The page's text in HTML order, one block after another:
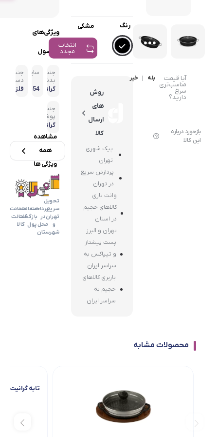
لوازم پخت و پز
آیا قیمت
مناسب‌تری
سراغ
دارید؟
بله | خیر
بازخورد درباره
این کالا
رنگ مشکی
انتخاب
مجدد
روش
های
ارسال
کالا
پیک شهری
تهران
پردازش سریع
در تهران
وانت باری
کالاهای حجیم
در استان
تهران و البرز
پست پیشتاز
و تیپاکس به
سراسر ایران
باربری کالاهای
حجیم به
سراسر ایران
ویژگی‌های
محصول
جنس
بدنه
گرانی
سایز
54
جنس
دسته
فلزی
جنس
پوشش
داخلی
گرانیت
مشاهده
همه
ویژگی ها
تحویل
سریع
تهران
و
شهرستان
پرداخت
در
محل
ضمانت
بازگشت
پول
ضمانت
اضالت
کالا
محصولات مشابه
تابه گرانیت